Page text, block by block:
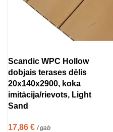
Scandic WPC Hollow
dobjais terases dēlis
20x140x2900, koka
imitācija/rievots, Light
Sand
17,86 € / gab